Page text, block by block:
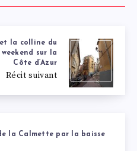
la colline du
sur la
Côte d’Azur
Récit suivant
la Calmette par la baisse